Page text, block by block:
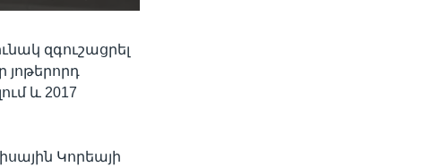
զգուշացրել
յոթերորդ
և 2017
Կորեայի